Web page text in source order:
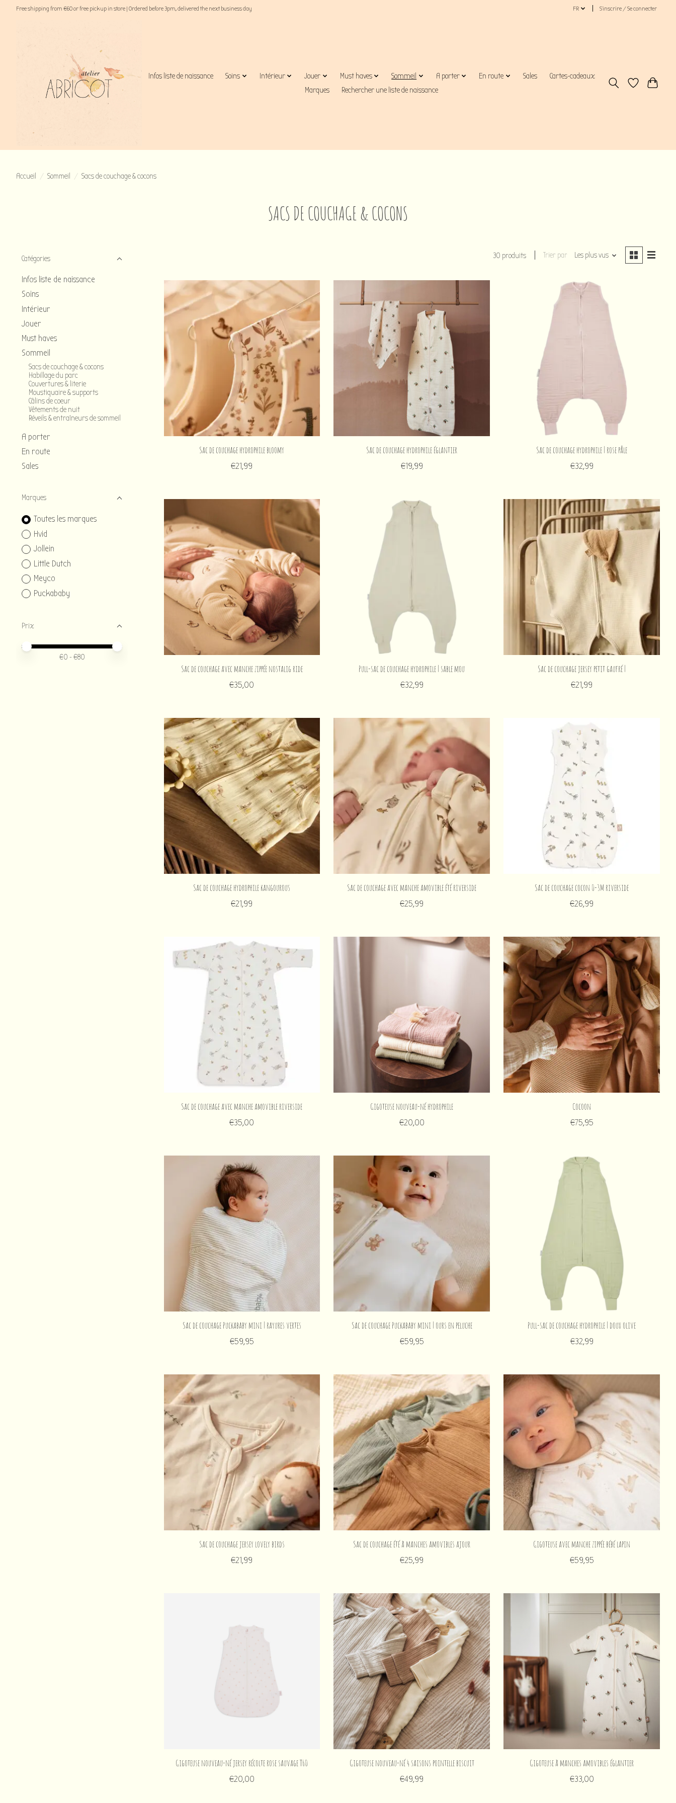
Free shipping from €60 or free pick up in store | Ordered before 3pm, delivered the next business day FR S’inscrire / Se connecter
Infos liste de naissance Soins Intérieur Jouer Must haves Sommeil A porter En route Sales
Cartes-cadeaux
Marques
Rechercher une liste de naissance
Accueil / Sommeil / Sacs de couchage & cocons
SACS DE COUCHAGE & COCONS
Catégories
Infos liste de naissance
Soins
Intérieur
Jouer
Must haves
Sommeil
Sacs de couchage & cocons
Habillage du parc
Couvertures & literie
Moustiquaire & supports
Câlins de coeur
Vêtements de nuit
Réveils & entraîneurs de sommeil
A porter
En route
Sales
Marques
Toutes les marques
Hvid
Jollein
Little Dutch
Meyco
Puckababy
Prix
Prix minimum
Price maximum value
€0 - €80
30 produits Trier par Les plus vus
Sac de couchage hydrophile bloomy
€21,99
Sac de couchage hydrophile églantier
€19,99
Sac de couchage hydrophile | rose pâle
€32,99
Sac de couchage avec manche zippée nostalig ride
€35,00
Pull-sac de couchage hydrophile | sable mou
€32,99
Sac de couchage jersey petit gaufré |
€21,99
Sac de couchage hydrophile kangourous
€21,99
Sac de couchage avec manche amovible été riverside
€25,99
Sac de couchage cocon 0-3M riverside
€26,99
Sac de couchage avec manche amovible riverside
€35,00
Gigoteuse nouveau-né hydrophile
€20,00
Cocoon
€75,95
Sac de couchage Puckababy mini | rayures vertes
€59,95
Sac de couchage Puckababy mini | ours en peluche
€59,95
Pull-sac de couchage hydrophile | doux olive
€32,99
Sac de couchage jersey lovely birds
€21,99
Sac de couchage été à manches amovibles ajour
€25,99
Gigoteuse avec manche zippée bébé lapin
€59,95
Gigoteuse nouveau-né jersey récolte rose sauvage T60
€20,00
Gigoteuse nouveau-né 4 saisons pointelle biscuit
€49,99
Gigoteuse à manches amovibles églantier
€33,00